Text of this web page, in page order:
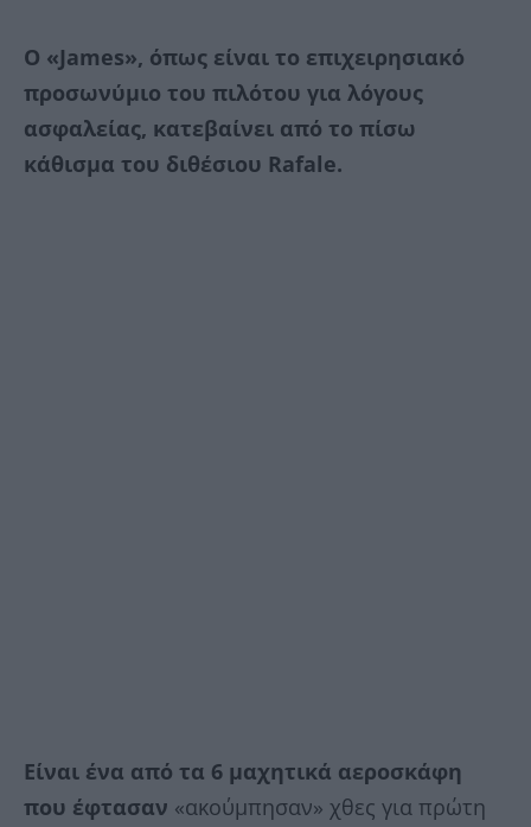
Ο «James», όπως είναι το επιχειρησιακό
προσωνύμιο του πιλότου για λόγους
ασφαλείας, κατεβαίνει από το πίσω
κάθισμα του διθέσιου Rafale.
Είναι ένα από τα 6 μαχητικά αεροσκάφη
που έφτασαν «ακούμπησαν» χθες για πρώτη